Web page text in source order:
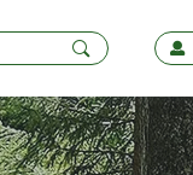
Favoris